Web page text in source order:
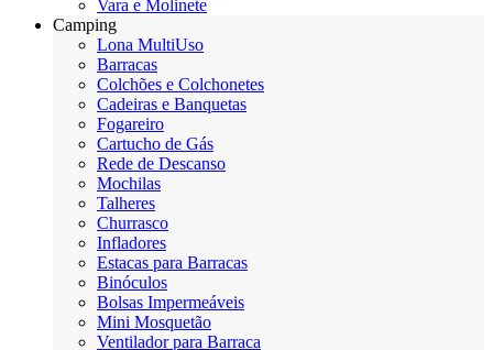
Vara e Molinete
Camping
Lona MultiUso
Barracas
Colchões e Colchonetes
Cadeiras e Banquetas
Fogareiro
Cartucho de Gás
Rede de Descanso
Mochilas
Talheres
Churrasco
Infladores
Estacas para Barracas
Binóculos
Bolsas Impermeáveis
Mini Mosquetão
Ventilador para Barraca